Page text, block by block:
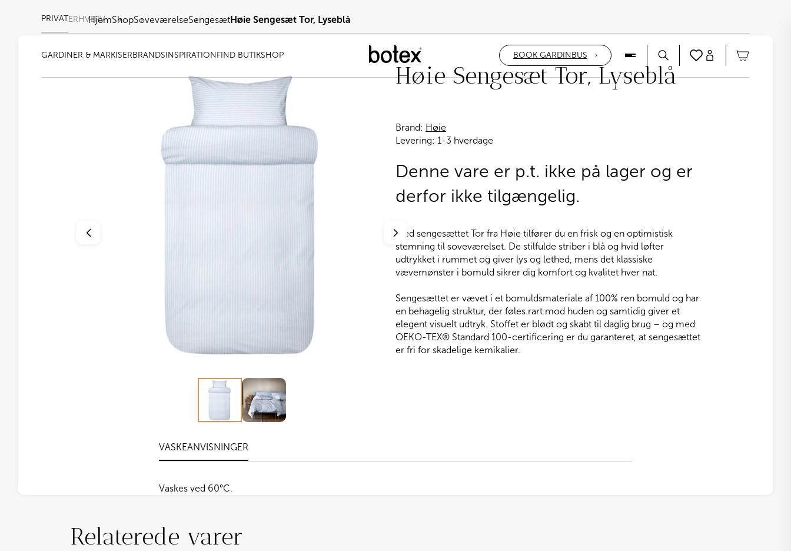
PRIVATERHVERV
GARDINER & MARKISER BRANDS INSPIRATION FIND BUTIKSHOP BOOK GARDINBUS
HjemShopSoveværelseSengesætHøie Sengesæt Tor, Lyseblå
Høie Sengesæt Tor, Lyseblå
Brand: Høie
Levering: 1-3 hverdage
Med sengesættet Tor fra Høie tilfører du en frisk og en optimistisk
stemning til soveværelset. De stilfulde striber i blå og hvid løfter
udtrykket i rummet og giver lys og lethed, mens det klassiske
vævemønster i bomuld sikrer dig komfort og kvalitet hver nat.
Sengesættet er vævet i et bomuldsmateriale af 100% ren bomuld og har
en behagelig struktur, der føles rart mod huden og samtidig giver et
elegent visuelt udtryk. Stoffet er blødt og skabt til daglig brug – og med
OEKO-TEX® Standard 100-certificering er du garanteret, at sengesættet
er fri for skadelige kemikalier.
Denne vare er p.t. ikke på lager og er
derfor ikke tilgængelig.
VASKEANVISNINGER
Vaskes ved 60°C.
Relaterede varer